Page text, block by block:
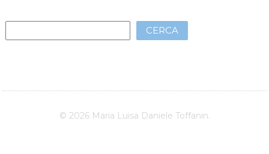
CERCA
© 2026 Maria Luisa Daniele Toffanin.